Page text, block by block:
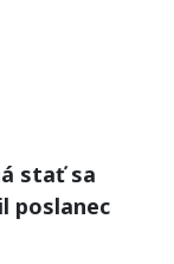
stať sa
poslanec